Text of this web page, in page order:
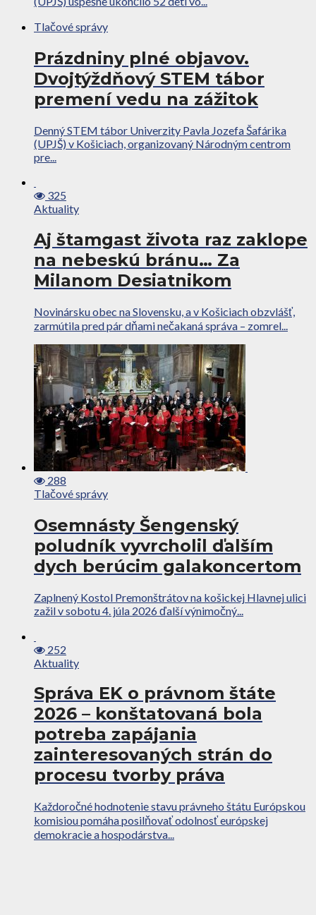
Tlačové správy
Prázdniny plné objavov.
Dvojtýždňový STEM tábor
premení vedu na zážitok
Denný STEM tábor Univerzity Pavla Jozefa Šafárika
(UPJŠ) v Košiciach, organizovaný Národným centrom
pre...
325
Aktuality
Aj štamgast života raz zaklope
na nebeskú bránu… Za
Milanom Desiatnikom
Novinársku obec na Slovensku, a v Košiciach obzvlášť,
zarmútila pred pár dňami nečakaná správa – zomrel...
288
Tlačové správy
Osemnásty Šengenský
poludník vyvrcholil ďalším
dych berúcim galakoncertom
Zaplnený Kostol Premonštrátov na košickej Hlavnej ulici
zažil v sobotu 4. júla 2026 ďalší výnimočný...
252
Aktuality
Správa EK o právnom štáte
2026 – konštatovaná bola
potreba zapájania
zainteresovaných strán do
procesu tvorby práva
Každoročné hodnotenie stavu právneho štátu Európskou
komisiou pomáha posilňovať odolnosť európskej
demokracie a hospodárstva...